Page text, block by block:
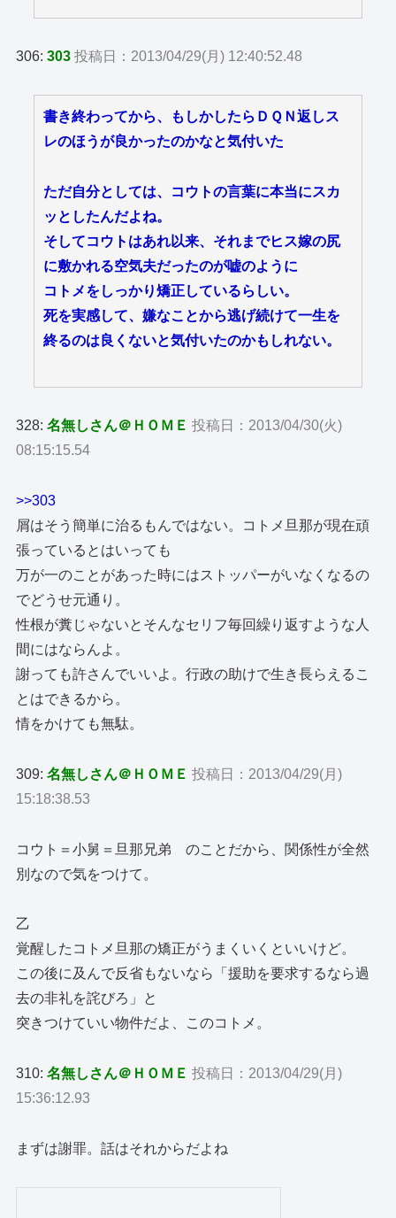
306:303 投稿日：2013/04/29(月) 12:40:52.48
書き終わってから、もしかしたらＤＱＮ返しス
レのほうが良かったのかなと気付いた
ただ自分としては、コウトの言葉に本当にスカ
ッとしたんだよね。
そしてコウトはあれ以来、それまでヒス嫁の尻
に敷かれる空気夫だったのが嘘のように
コトメをしっかり矯正しているらしい。
死を実感して、嫌なことから逃げ続けて一生を
終るのは良くないと気付いたのかもしれない。
328:名無しさん＠ＨＯＭＥ 投稿日：2013/04/30(火)
08:15:15.54
>>303
屑はそう簡単に治るもんではない。コトメ旦那が現在頑
張っているとはいっても
万が一のことがあった時にはストッパーがいなくなるの
でどうせ元通り。
性根が糞じゃないとそんなセリフ毎回繰り返すような人
間にはならんよ。
謝っても許さんでいいよ。行政の助けで生き長らえるこ
とはできるから。
情をかけても無駄。
309:名無しさん＠ＨＯＭＥ 投稿日：2013/04/29(月)
15:18:38.53
コウト＝小舅＝旦那兄弟 のことだから、関係性が全然
別なので気をつけて。
乙
覚醒したコトメ旦那の矯正がうまくいくといいけど。
この後に及んで反省もないなら「援助を要求するなら過
去の非礼を詫びろ」と
突きつけていい物件だよ、このコトメ。
310:名無しさん＠ＨＯＭＥ 投稿日：2013/04/29(月)
15:36:12.93
まずは謝罪。話はそれからだよね